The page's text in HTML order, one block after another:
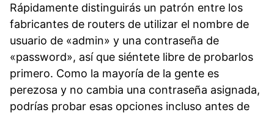
Rápidamente distinguirás un patrón entre los
fabricantes de routers de utilizar el nombre de
usuario de «admin» y una contraseña de
«password», así que siéntete libre de probarlos
primero. Como la mayoría de la gente es
perezosa y no cambia una contraseña asignada,
podrías probar esas opciones incluso antes de